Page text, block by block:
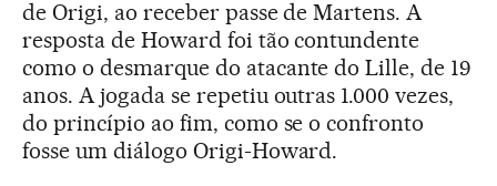
de Origi, ao receber passe de Martens. A
resposta de Howard foi tão contundente
como o desmarque do atacante do Lille, de 19
anos. A jogada se repetiu outras 1.000 vezes,
do princípio ao fim, como se o confronto
fosse um diálogo Origi-Howard.